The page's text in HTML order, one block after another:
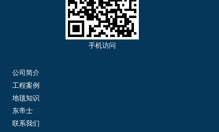
手机访问
公司简介
工程案例
地毯知识
东帝士
联系我们